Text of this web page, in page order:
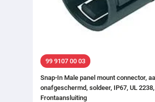
99 9107 00 03
Snap-In Male panel mount connector,
onafgeschermd, soldeer, IP67, UL
Frontaansluiting